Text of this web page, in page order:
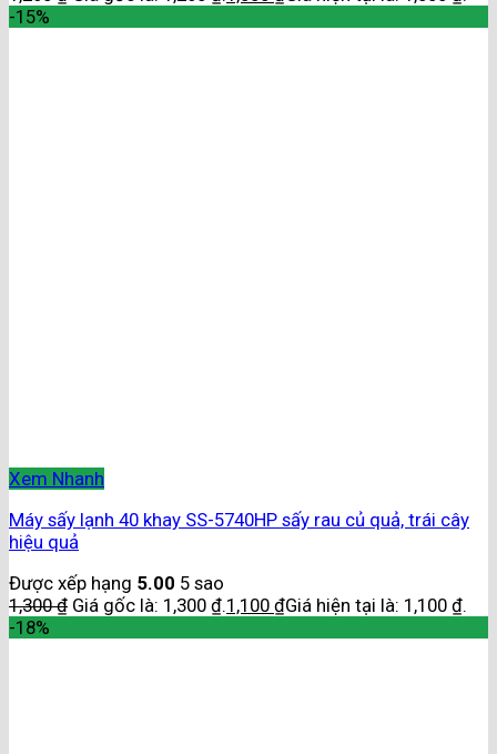
-15%
Xem Nhanh
Máy sấy lạnh 40 khay SS-5740HP sấy rau củ quả, trái cây
hiệu quả
Được xếp hạng 5.00 5 sao
1,300₫ Giá gốc là: 1,300 ₫.1,100 ₫Giá hiện tại là: 1,100 ₫.
-18%